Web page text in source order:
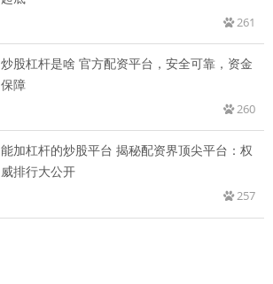
261
炒股杠杆是啥 官方配资平台，安全可靠，资金
保障
260
能加杠杆的炒股平台 揭秘配资界顶尖平台：权
威排行大公开
257